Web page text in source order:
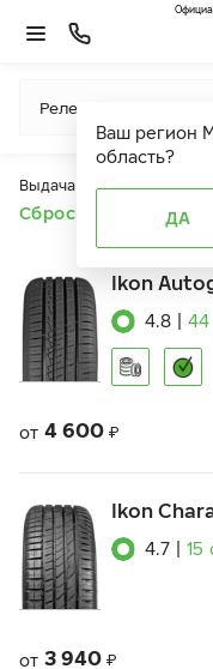
Ваш регион
область?
ДА
Релевантность
Выдача продуктов
Сбросить все
Ikon
4.8 44
от 4 600 ₽
Ikon
4.7 15
от 3 940 ₽